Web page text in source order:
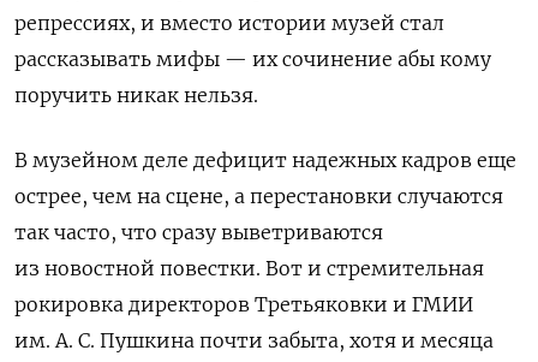
репрессиях, и вместо истории музей стал
рассказывать мифы — их сочинение абы кому
поручить никак нельзя.
В музейном деле дефицит надежных кадров еще
острее, чем на сцене, а перестановки случаются
так часто, что сразу выветриваются
из новостной повестки. Вот и стремительная
рокировка директоров Третьяковки и ГМИИ
им. А. С. Пушкина почти забыта, хотя и месяца